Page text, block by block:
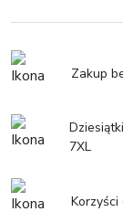
Zakup
7XL